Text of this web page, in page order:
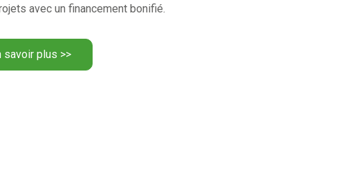
avec un financement bonifié.
savoir plus >>